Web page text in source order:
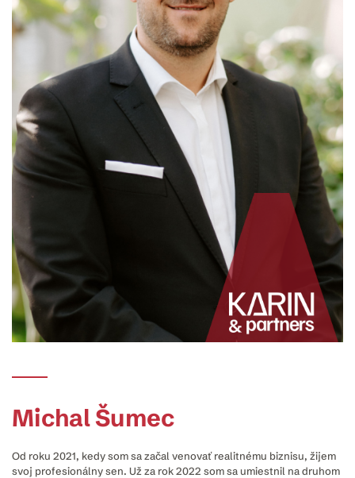
Michal Šumec
Od roku 2021, kedy som sa začal venovať realitnému biznisu, žijem
svoj profesionálny sen. Už za rok 2022 som sa umiestnil na druhom